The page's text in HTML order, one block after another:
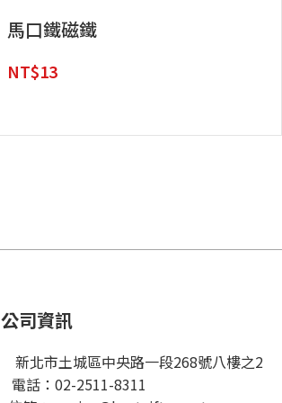
馬口鐵磁鐵
NT$13
公司資訊
新北市土城區中央路一段268號八樓之2
電話： 02-2511-8311